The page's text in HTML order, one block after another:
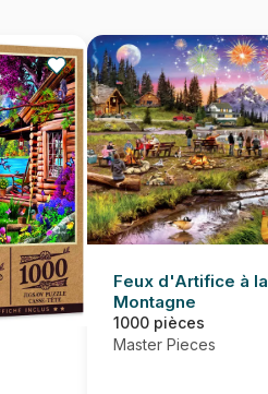
Feux d'Artifice à la
Montagne
1000 pièces
Master Pieces